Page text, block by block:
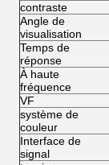
contraste
Angle de
visualisation
Temps de
réponse
À haute
fréquence
VF
système de
couleur
Interface de
signal